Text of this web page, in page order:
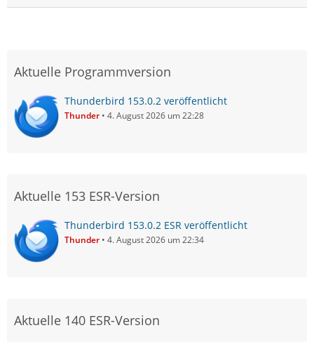
Aktuelle Programmversion
Thunderbird 153.0.2 veröffentlicht
Thunder 4. August 2026 um 22:28
Aktuelle 153 ESR-Version
Thunderbird 153.0.2 ESR veröffentlicht
Thunder 4. August 2026 um 22:34
Aktuelle 140 ESR-Version